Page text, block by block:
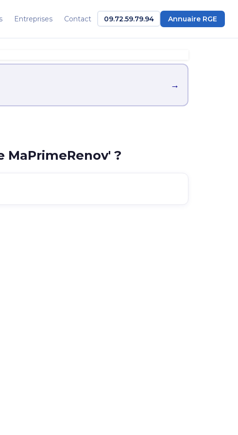
Entreprises Contact 09.72.59.79.94 Annuaire RGE
→
?